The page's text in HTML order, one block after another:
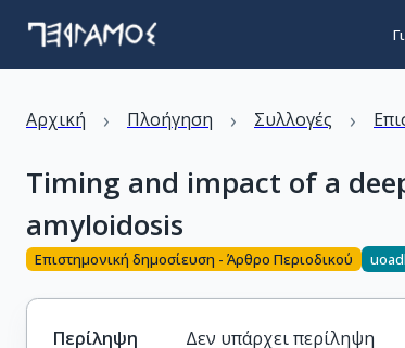
Αρχική › Πλοήγηση › Συλλογές ›
Timing and impact of a
amyloidosis
Επιστημονική δημοσίευση - Άρθρο Περιοδικού
Περίληψη
Δεν υπάρχει περίληψη